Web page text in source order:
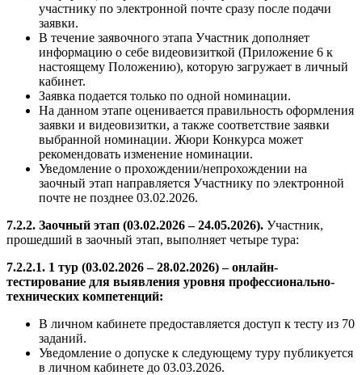
участнику по электронной почте сразу после подачи
заявки.
В течение заявочного этапа Участник дополняет
информацию о себе видеовизиткой (Приложение 6 к
настоящему Положению), которую загружает в личный
кабинет.
Заявка подается только по одной номинации.
На данном этапе оценивается правильность оформления
заявки и видеовизитки, а также соответствие заявки
выбранной номинации. Жюри Конкурса может
рекомендовать изменение номинации.
Уведомление о прохождении/непрохождении на
заочный этап направляется Участнику по электронной
почте не позднее 03.02.2026.
7.2.2. Заочный этап (03.02.2026 – 24.05.2026). Участник,
прошедший в заочный этап, выполняет четыре тура:
7.2.2.1. 1 тур (03.02.2026 – 28.02.2026) – онлайн-
тестирование для выявления уровня профессионально-
технических компетенций:
В личном кабинете предоставляется доступ к тесту из 70
заданий.
Уведомление о допуске к следующему туру публикуется
в личном кабинете до 03.03.2026.